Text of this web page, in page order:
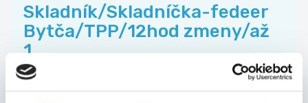
Skladník/Skladníčka-fedeer
Bytča/TPP/12hod zmeny/až
1...
Chceš byť súčasťou príjemného kolektívu a mať
st...